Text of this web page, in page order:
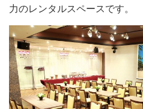
力のレンタルスペースです。